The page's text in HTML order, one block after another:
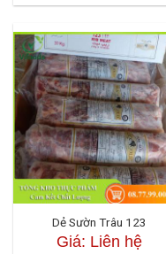
Dẻ Sườn Trâu 123
Giá: Liên hệ